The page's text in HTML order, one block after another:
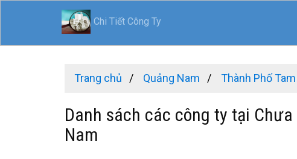
Chi Tiết Công Ty
Trang chủ Quảng Nam Thành Phố
Danh sách các công ty tại Chưa
Nam